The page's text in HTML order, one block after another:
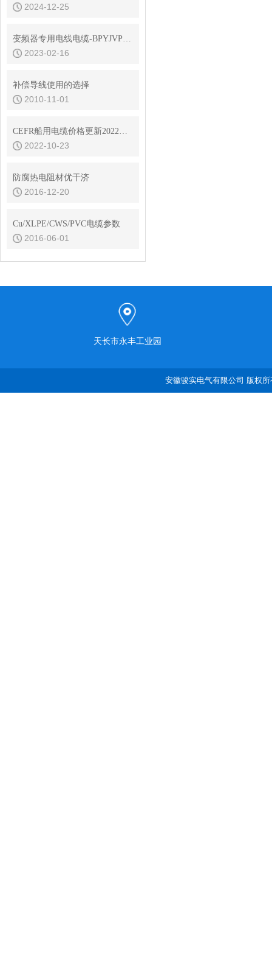
2024-12-25
变频器专用电线电缆-BPYJVP12R柔性变频电缆选型
2023-02-16
补偿导线使用的选择
2010-11-01
CEFR船用电缆价格更新2022年10月23日安徽骏实
2022-10-23
防腐热电阻材优干济
2016-12-20
Cu/XLPE/CWS/PVC电缆参数
2016-06-01
天长市永丰工业园
安徽骏实电气有限公司 版权